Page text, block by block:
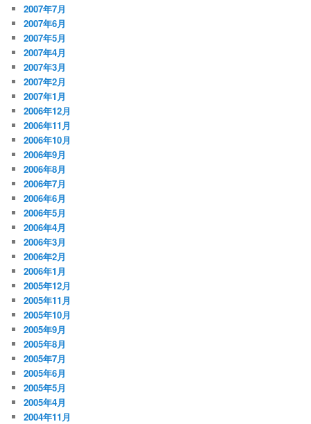
2007年7月
2007年6月
2007年5月
2007年4月
2007年3月
2007年2月
2007年1月
2006年12月
2006年11月
2006年10月
2006年9月
2006年8月
2006年7月
2006年6月
2006年5月
2006年4月
2006年3月
2006年2月
2006年1月
2005年12月
2005年11月
2005年10月
2005年9月
2005年8月
2005年7月
2005年6月
2005年5月
2005年4月
2004年11月